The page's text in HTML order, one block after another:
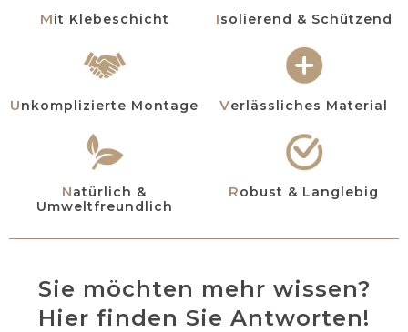
Mit Klebeschicht Isolierend & Schützend
Unkomplizierte Montage Verlässliches Material
Natürlich &
Umweltfreundlich
Robust & Langlebig
Sie möchten mehr wissen?
Hier finden Sie Antworten!